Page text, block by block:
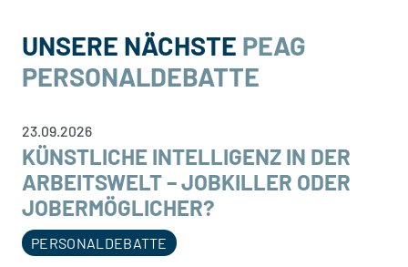
UNSERE NÄCHSTE PEAG
PERSONALDEBATTE
23.09.2026
KÜNSTLICHE INTELLIGENZ IN DER
ARBEITSWELT – JOBKILLER ODER
JOBERMÖGLICHER?
PERSONALDEBATTE